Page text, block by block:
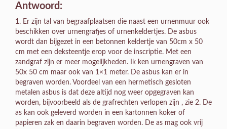
Antwoord:
1. Er zijn tal van begraafplaatsen die naast een urnenmuur ook
beschikken over urnengrafjes of urnenkeldertjes. De asbus
wordt dan bijgezet in een betonnen keldertje van 50cm x 50
cm met een deksteentje erop voor de inscriptie. Met een
zandgraf zijn er meer mogelijkheden. Ik ken urnengraven van
50x 50 cm maar ook van 1×1 meter. De asbus kan er in
begraven worden. Voordeel van een hermetisch gesloten
metalen asbus is dat deze altijd nog weer opgegraven kan
worden, bijvoorbeeld als de grafrechten verlopen zijn , zie 2. De
as kan ook geleverd worden in een kartonnen koker of
papieren zak en daarin begraven worden. De as mag ook vrij